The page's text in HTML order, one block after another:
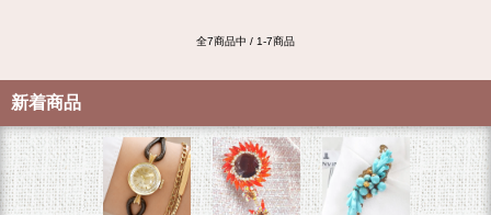
全7商品中 / 1-7商品
新着商品